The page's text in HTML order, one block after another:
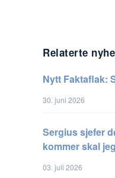
Relaterte
Nytt Faktaflak:
30. juni 2026
Sergius sjefer
kommer skal
03. juli 2026